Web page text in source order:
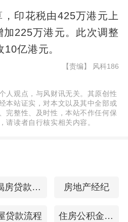
，印花税由425万港元上
225万港元。此次调整
亿港元。
【责编】 风科186
人观点，与风财讯无关。其原创性
本站证实，对本文以及其中全部或
完整性、及时性，本站不作任何保
请读者自行核实相关内容。
按揭房贷款计算器 房地产经纪
贷款流程 住房公积金查询密码